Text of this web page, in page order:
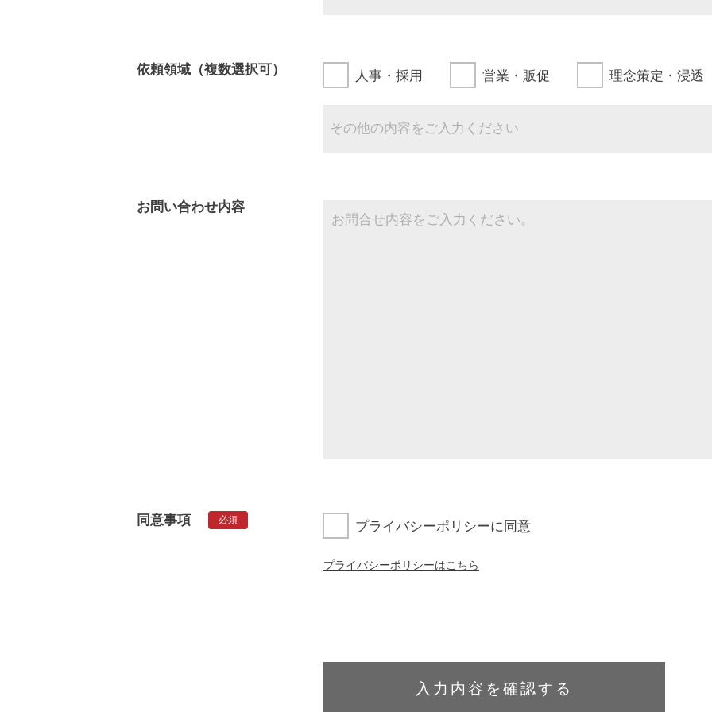
依頼領域（複数選択可） 人事・採用 営業・販促 理念策定・浸透
お問い合わせ内容
同意事項 必須 プライバシーポリシーに同意
プライバシーポリシーはこちら